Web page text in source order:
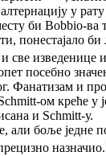
у
би Bobbio-ва
понестајало
све изведенице
посебно
Фанатизам и
ом креће у
и Schmitt-у.
али боље једне
назначио.